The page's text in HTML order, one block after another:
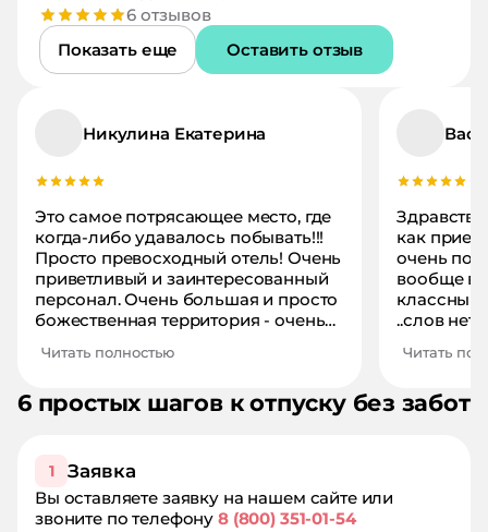
6 отзывов
Показать еще
Оставить отзыв
Никулина Екатерина
Это самое потрясающее место, где
когда-либо удавалось побывать!!!
Просто превосходный отель! Очень
приветливый и заинтересованный
персонал. Очень большая и просто
божественная территория - очень
скамеечки для отдыха, много
Очень любила гулять по
классный, все убранство
изношенное, как часто бывает о
отдельно стоящих домиках. Здесь
Читать полностью
как
очень
вообще
..слов
молодой
Читать
6 простых шагов к отпуску без забот
1 Заявка
Вы оставляете заявку на нашем сайте или
звоните по телефону8 (800) 351-01-54